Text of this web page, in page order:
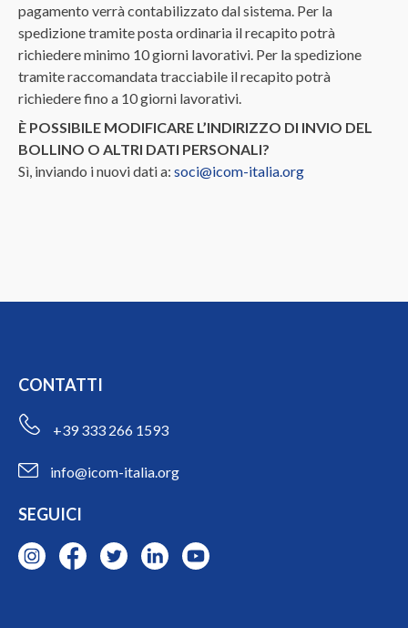
pagamento verrà contabilizzato dal sistema. Per la
spedizione tramite posta ordinaria il recapito potrà
richiedere minimo 10 giorni lavorativi. Per la spedizione
tramite raccomandata tracciabile il recapito potrà
richiedere fino a 10 giorni lavorativi.
È POSSIBILE MODIFICARE L’INDIRIZZO DI INVIO DEL
BOLLINO O ALTRI DATI PERSONALI?
Sì, inviando i nuovi dati a: soci@icom-italia.org
CONTATTI
+39 333 266 1593
info@icom-italia.org
SEGUICI